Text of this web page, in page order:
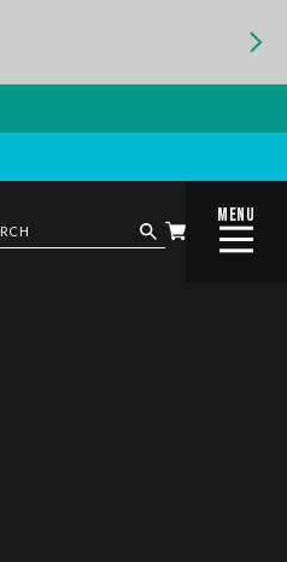
MENU
CLOSE